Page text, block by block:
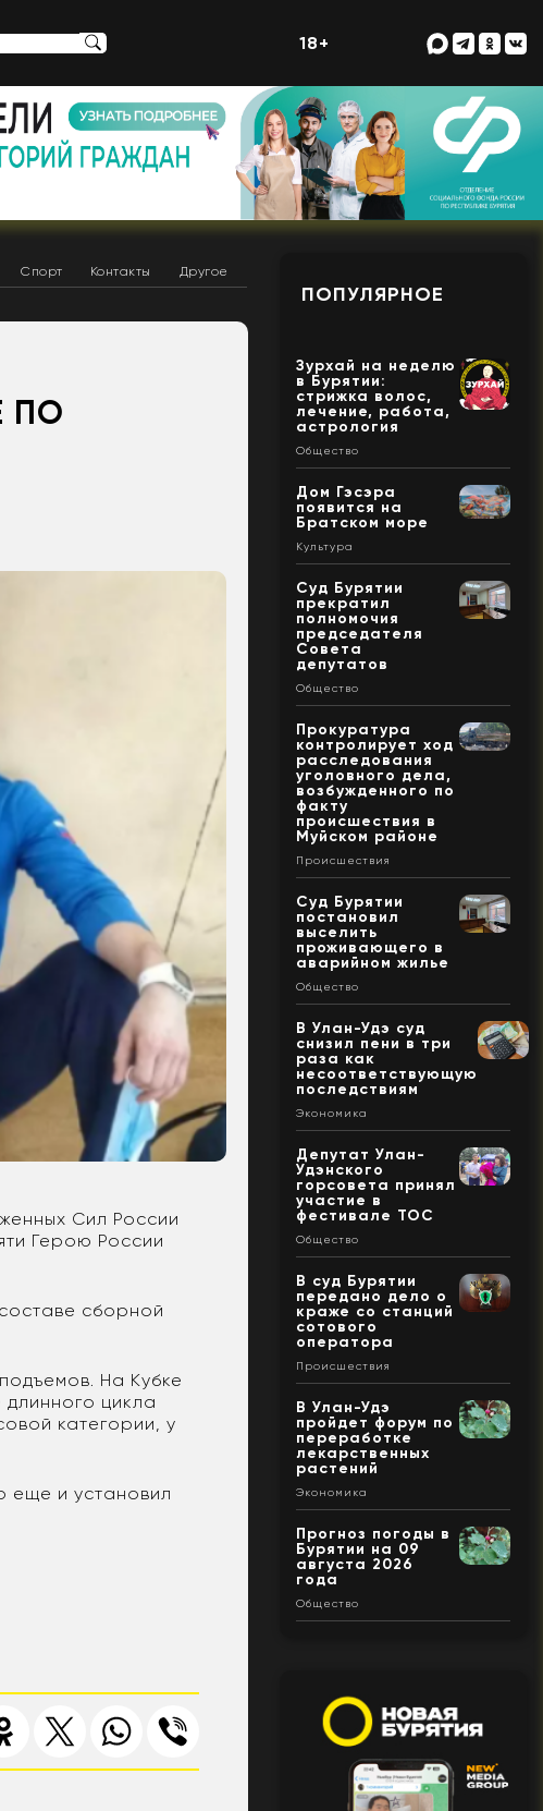
18+
Спорт Контакты Другое
ПО
Сил России
Герою России
сборной
На Кубке
цикла
категории, у
еще и установил
ПОПУЛЯРНОЕ
Зурхай на неделю
в Бурятии:
стрижка волос,
лечение, работа,
астрология
Общество
Дом Гэсэра
появится на
Братском море
Культура
Суд Бурятии
прекратил
полномочия
председателя
Совета
депутатов
Общество
Прокуратура
контролирует ход
расследования
уголовного дела,
возбужденного по
факту
происшествия в
Муйском районе
Происшествия
Суд Бурятии
постановил
выселить
проживающего в
аварийном жилье
Общество
В Улан-Удэ суд
снизил пени в три
раза как
несоответствующую
последствиям
Экономика
Депутат Улан-
Удэнского
горсовета принял
участие в
фестивале ТОС
Общество
В суд Бурятии
передано дело о
краже со станций
сотового
оператора
Происшествия
В Улан-Удэ
пройдет форум по
переработке
лекарственных
растений
Экономика
Прогноз погоды в
Бурятии на 09
августа 2026
года
Общество